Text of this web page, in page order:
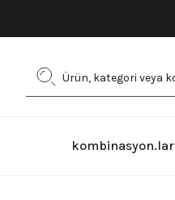
kombinasyon.lar